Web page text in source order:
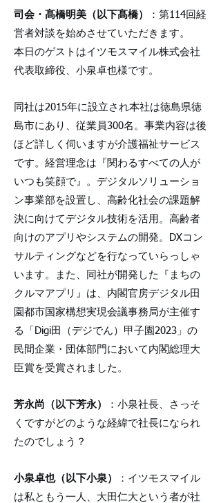
司会・髙橋明美（以下髙橋）
：第114回経
営者対談を始めさせていただきます。
本日のゲストはイツモスマイル株式会社
代表取締役、小泉卓也様です。
同社は2015年に設立され本社は徳島県徳
島市にあり、従業員300名。事業内容は後
ほど詳しく伺いますが介護福祉サービス
です。経営理念は『関わるすべての人が
いつも笑顔で』。デジタルソリューショ
ン事業部を設置し、高齢化社会の課題解
決に向けてデジタル技術を活用。高齢者
向けのアプリやシステムの開発。DXコン
サルティングなどを行なっていらっしゃ
います。また、同社が開発した『まちの
クルマアプリ』は、内閣官房デジタル田
園都市国家構想実現会議事務局が主催す
る「Digi田（デジでん）甲子園2023」の
民間企業・団体部門において内閣総理大
臣賞を受賞されました。
芳永尚（以下芳永）
：小泉社長、さっそ
くですがどのような経緯で社長になられ
たのでしょう？
小泉卓也（以下小泉）
：イツモスマイル
は私ともう一人、大田仁大という者が社